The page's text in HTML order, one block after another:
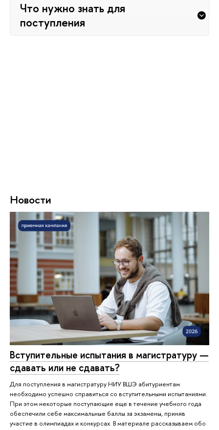
Что нужно знать для
поступления
Новости
Вступительные испытания в магистратуру —
сдавать или не сдавать?
Для поступления в магистратуру НИУ ВШЭ абитуриентам
необходимо успешно справиться со вступительными испытаниями.
При этом некоторые поступающие еще в течение учебного года
обеспечили себе максимальные баллы за экзамены, приняв
участие в олимпиадах и конкурсах. В материале рассказываем обо